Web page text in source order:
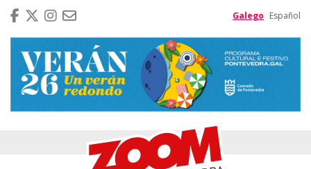
Galego Español